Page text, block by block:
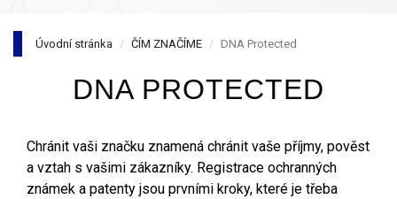
Úvodní stránka ČÍM ZNAČÍME DNA Protected
DNA PROTECTED
Chránit vaši značku znamená chránit vaše příjmy, pověst
a vztah s vašimi zákazníky. Registrace ochranných
známek a patenty jsou prvními kroky, které je třeba